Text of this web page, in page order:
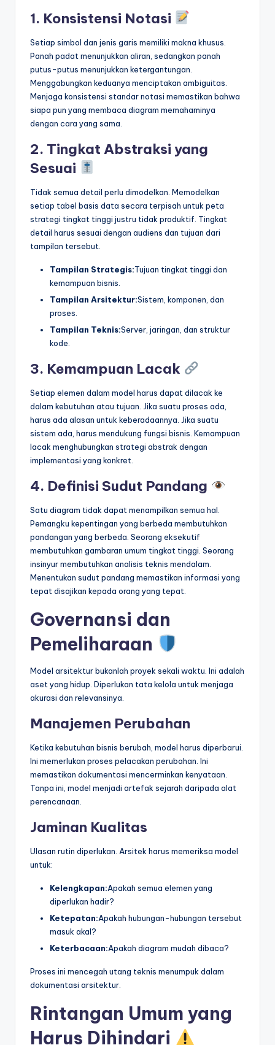
1. Konsistensi Notasi
Setiap simbol dan jenis garis memiliki makna khusus.
Panah padat menunjukkan aliran, sedangkan panah
putus-putus menunjukkan ketergantungan.
Menggabungkan keduanya menciptakan ambiguitas.
Menjaga konsistensi standar notasi memastikan bahwa
siapa pun yang membaca diagram memahaminya
dengan cara yang sama.
2. Tingkat Abstraksi yang
Sesuai
Tidak semua detail perlu dimodelkan. Memodelkan
setiap tabel basis data secara terpisah untuk peta
strategi tingkat tinggi justru tidak produktif. Tingkat
detail harus sesuai dengan audiens dan tujuan dari
tampilan tersebut.
Tampilan Strategis:Tujuan tingkat tinggi dan
kemampuan bisnis.
Tampilan Arsitektur:Sistem, komponen, dan
proses.
Tampilan Teknis:Server, jaringan, dan struktur
kode.
3. Kemampuan Lacak
Setiap elemen dalam model harus dapat dilacak ke
dalam kebutuhan atau tujuan. Jika suatu proses ada,
harus ada alasan untuk keberadaannya. Jika suatu
sistem ada, harus mendukung fungsi bisnis. Kemampuan
lacak menghubungkan strategi abstrak dengan
implementasi yang konkret.
4. Definisi Sudut Pandang
Satu diagram tidak dapat menampilkan semua hal.
Pemangku kepentingan yang berbeda membutuhkan
pandangan yang berbeda. Seorang eksekutif
membutuhkan gambaran umum tingkat tinggi. Seorang
insinyur membutuhkan analisis teknis mendalam.
Menentukan sudut pandang memastikan informasi yang
tepat disajikan kepada orang yang tepat.
Governansi dan
Pemeliharaan
Model arsitektur bukanlah proyek sekali waktu. Ini adalah
aset yang hidup. Diperlukan tata kelola untuk menjaga
akurasi dan relevansinya.
Manajemen Perubahan
Ketika kebutuhan bisnis berubah, model harus diperbarui.
Ini memerlukan proses pelacakan perubahan. Ini
memastikan dokumentasi mencerminkan kenyataan.
Tanpa ini, model menjadi artefak sejarah daripada alat
perencanaan.
Jaminan Kualitas
Ulasan rutin diperlukan. Arsitek harus memeriksa model
untuk:
Kelengkapan:Apakah semua elemen yang
diperlukan hadir?
Ketepatan:Apakah hubungan-hubungan tersebut
masuk akal?
Keterbacaan:Apakah diagram mudah dibaca?
Proses ini mencegah utang teknis menumpuk dalam
dokumentasi arsitektur.
Rintangan Umum yang
Harus Dihindari